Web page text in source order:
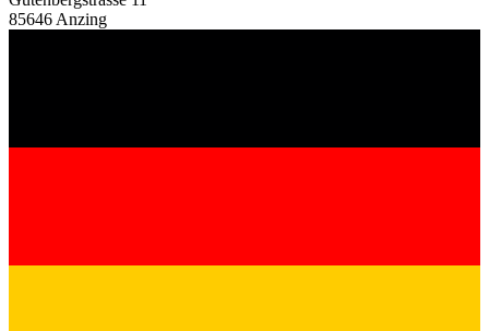
85646 Anzing